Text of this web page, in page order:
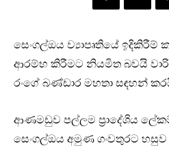
සෙංගල්ඔය ව්‍යාපෘතියේ ඉදිකිරීම්
ආරම්භ කිරීමට නියමිත බවයි
රංගේ බණ්ඩාර මහතා සඳහන්
ආණමඩුව පල්ලම ප‍්‍රාදේශිය
සෙංගල්ඔය අමුණ ගංවතුරට